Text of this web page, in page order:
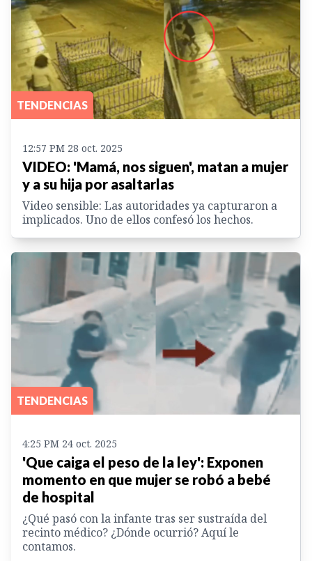
TENDENCIAS
12:57 PM 28 oct. 2025
VIDEO: 'Mamá, nos siguen', matan a mujer
y a su hija por asaltarlas
Video sensible: Las autoridades ya capturaron a
implicados. Uno de ellos confesó los hechos.
TENDENCIAS
4:25 PM 24 oct. 2025
'Que caiga el peso de la ley': Exponen
momento en que mujer se robó a bebé
de hospital
¿Qué pasó con la infante tras ser sustraída del
recinto médico? ¿Dónde ocurrió? Aquí le
contamos.